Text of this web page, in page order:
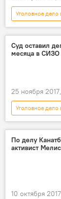
Уголовное дело
Общество
Канат Исаев
Суд оставил
месяца в СИЗО
25 ноября
Уголовное дело
Политика
По делу
активист
10 октября